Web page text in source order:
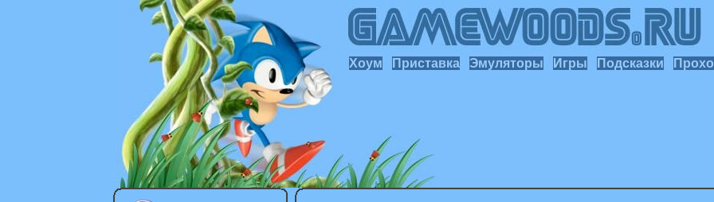
Хоум Приставка Эмуляторы Игры Подсказки